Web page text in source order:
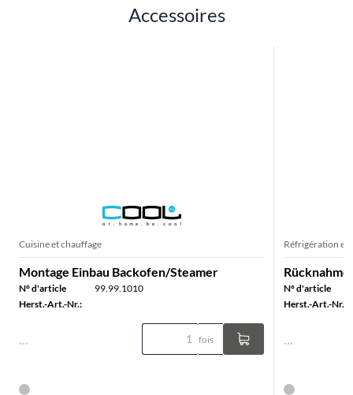
Accessoires
Cuisine et chauffage
Montage Einbau Backofen/Steamer
N° d'article
99.99.1010
Herst.-Art.-Nr.:
... fois
Réfrigération et
N° d'article
Herst.-Art.-Nr.:
...